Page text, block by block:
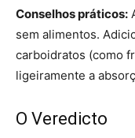
Conselhos práticos:
sem alimentos.
carboidratos (como
ligeiramente a
O Veredicto